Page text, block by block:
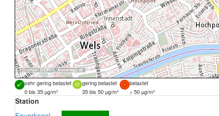
Quellen: DORIS, basemap.at
sehr gering belastet gering belastet
belastet
0 bis 35 µg/m³
35 bis 50 µg/m³ > 50 µg/m³
Station